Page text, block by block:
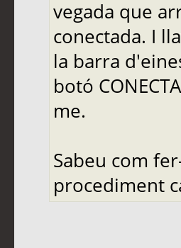
vegada que
conectada. I
la barra
botó
me.
Sabeu com
procediment